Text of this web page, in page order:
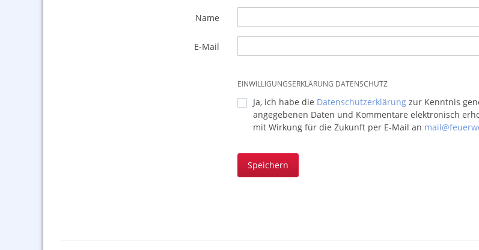
Name
E-Mail
EINWILLIGUNGSERKLÄRUNG DATENSCHUTZ
Ja, ich habe die Datenschutzerklärungzur Kenntnis
angegebenen Daten und Kommentare elektronisch
mit Wirkung für die Zukunft per E-Mail an
Speichern